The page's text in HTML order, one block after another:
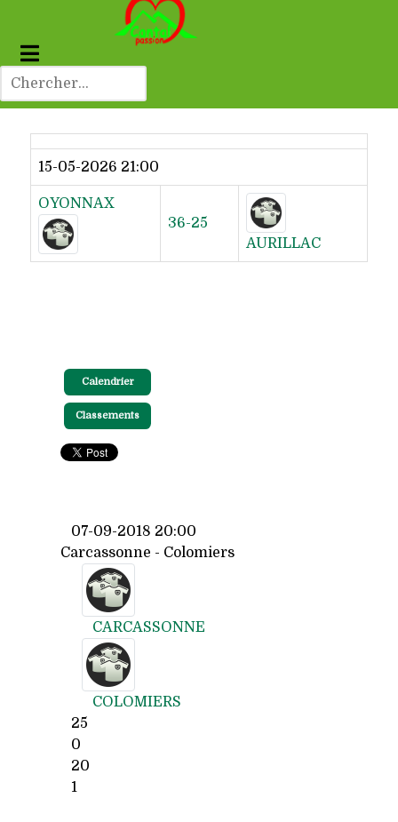
Dernier résultat
15-05-2026 21:00
OYONNAX
36-25
AURILLAC
Calendrier
Classements
07-09-2018 20:00
Carcassonne - Colomiers
CARCASSONNE
COLOMIERS
25
0
20
1